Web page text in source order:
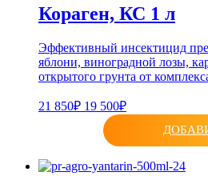
Кораген, КС 1 л
Эффективный инсектицид
яблони, виноградной лозы,
открытого грунта от
21 850₽ 19 500₽